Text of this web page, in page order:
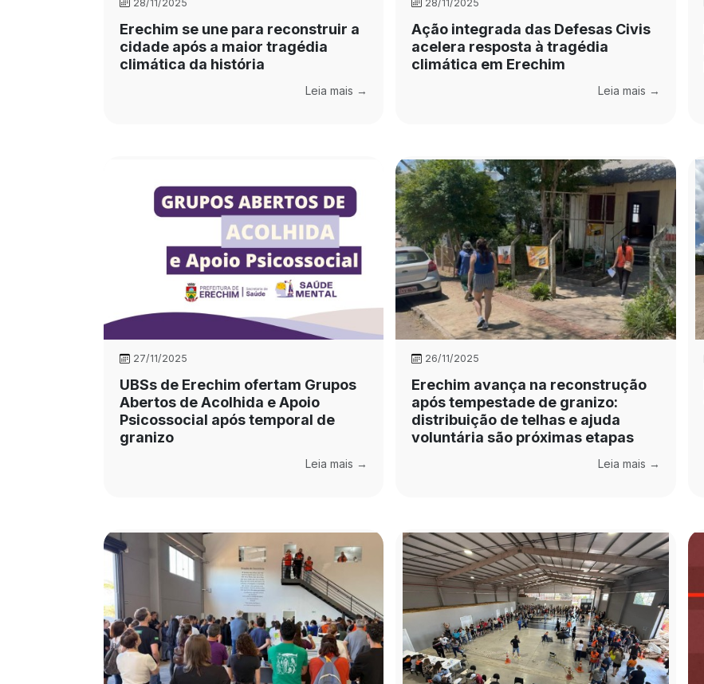
28/11/2025
Erechim se une para reconstruir a
cidade após a maior tragédia
climática da história
Leia mais →
28/11/2025
Ação integrada das Defesas Civis
acelera resposta à tragédia
climática em Erechim
Leia mais →
27/11/2025
UBSs de Erechim ofertam Grupos
Abertos de Acolhida e Apoio
Psicossocial após temporal de
granizo
Leia mais →
26/11/2025
Erechim avança na reconstrução
após tempestade de granizo:
distribuição de telhas e ajuda
voluntária são próximas etapas
Leia mais →